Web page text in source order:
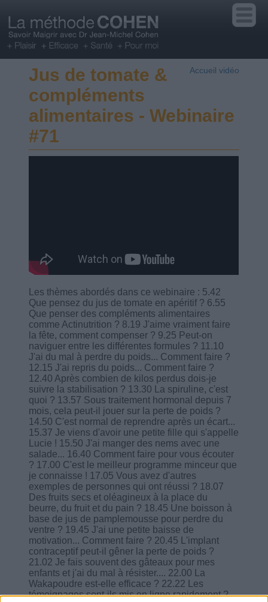
Accueil vidéo
Jus de tomate &
compléments
alimentaires - Webinaire
#71
Les thèmes abordés dans ce webinaire : 5.42
Que pensez du jus de tomate en apéritif ? 6.55
Que penser des compléments alimentaires
comme Actinutrition ? 8.19 J'aime vraiment faire
la fête, comment compenser ? 9.25 Peut-on
naviguer entre les différentes formules ? 11.10
J'ai du mal à perdre du poids... Comment faire ?
12.15 J'ai repris du poids... Comment faire ?
12.40 Après combien de kilos perdus dois-je
suivre la stabilisation ? 13.30 La spiruline, c'est
quoi ? 13.57 Sous traitement hormonal depuis 7
mois, cela peut-il jouer sur la perte de poids ?
14.50 C'est normal de reprendre après un écart...
15.37 Je viens d'avoir une petite fille qui s'appelle
Lucie ! 15.50 J'ai manger des nems avec une
salade... 16.40 Comment faire pour vous écouter
? 17.00 C'est le meilleur programme minceur que
je connaisse ! 17.05 Vous avez d'autres
exemples de personnes qui ont réussi ? 18.07
Des fruits secs et oléagineux à la place du
beurre, du fruit et du pain ? 18.45 Une boisson à
base de jus de pamplemousse pour perdre du
ventre ? 19.45 J'ai une petite baisse de
motivation... Comment faire ? 20.45 L'implant
contraceptif peut-il gêner la perte de poids ?
21.02 Je fais souvent des gâteaux pour mes
enfants et j'ai du mal à résister.... 22.00 La
Wakapoudre est-elle efficace ? 22.22 Les
témoignages sont-ils mis en ligne rapidement ?